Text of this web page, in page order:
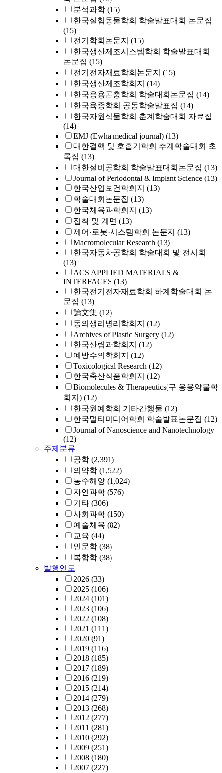
분석과학 (15)
한국실험동물학회 학술발표대회 논문집
(15)
전기학회논문지 (15)
한국생산제조시스템학회 학술발표대회
논문집 (15)
전기전자재료학회논문지 (15)
한국생산제조학회지 (14)
한국응용곤충학회 학술대회논문집 (14)
한국육종학회 공동학술발표집 (14)
한국자원식물학회 춘계학술대회 자료집
(14)
EMJ (Ewha medical journal) (13)
대한결핵 및 호흡기학회 추계학술대회 초
록집 (13)
대한설비공학회 학술발표대회논문집 (13)
Journal of Periodontal & Implant Science (13)
한국산업보건학회지 (13)
학술대회논문집 (13)
한국체육과학회지 (13)
접착 및 계면 (13)
제어·로봇·시스템학회 논문지 (13)
Macromolecular Research (13)
한국자동차공학회 학술대회 및 전시회
(13)
ACS APPLIED MATERIALS &
INTERFACES (13)
한국전기전자재료학회 하계학술대회 논
문집 (13)
論文集 (12)
동의생리병리학회지 (12)
Archives of Plastic Surgery (12)
한국산림과학회지 (12)
예방수의학회지 (12)
Toxicological Research (12)
한국축산식품학회지 (12)
Biomolecules & Therapeutics(구 응용약물학
회지) (12)
한국원예학회 기타간행물 (12)
한국멀티미디어학회 학술발표논문집 (12)
Journal of Nanoscience and Nanotechnology
(12)
주제분류
공학 (2,391)
의약학 (1,522)
농수해양 (1,024)
자연과학 (576)
기타 (306)
사회과학 (150)
예술체육 (82)
교육 (44)
인문학 (38)
복합학 (38)
발행연도
2026 (33)
2025 (106)
2024 (101)
2023 (106)
2022 (108)
2021 (111)
2020 (91)
2019 (116)
2018 (185)
2017 (189)
2016 (219)
2015 (214)
2014 (279)
2013 (268)
2012 (277)
2011 (281)
2010 (292)
2009 (251)
2008 (180)
2007 (227)